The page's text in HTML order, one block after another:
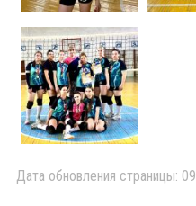
Дата обновления страницы: